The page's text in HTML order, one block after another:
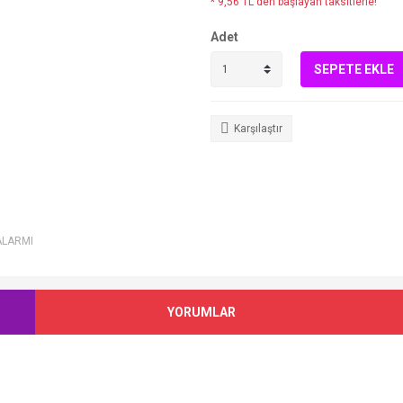
Adet
SEPETE EKLE
Karşılaştır
YORUMLAR